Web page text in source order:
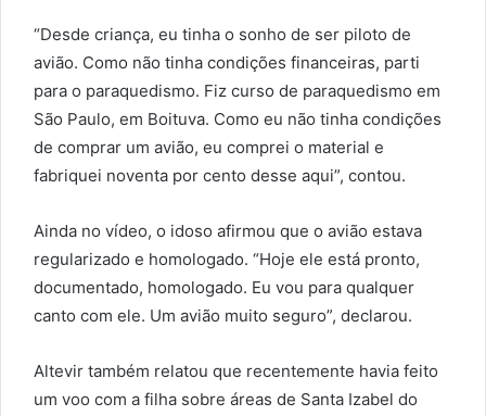
“Desde criança, eu tinha o sonho de ser piloto de
avião. Como não tinha condições financeiras, parti
para o paraquedismo. Fiz curso de paraquedismo em
São Paulo, em Boituva. Como eu não tinha condições
de comprar um avião, eu comprei o material e
fabriquei noventa por cento desse aqui”, contou.
Ainda no vídeo, o idoso afirmou que o avião estava
regularizado e homologado. “Hoje ele está pronto,
documentado, homologado. Eu vou para qualquer
canto com ele. Um avião muito seguro”, declarou.
Altevir também relatou que recentemente havia feito
um voo com a filha sobre áreas de Santa Izabel do